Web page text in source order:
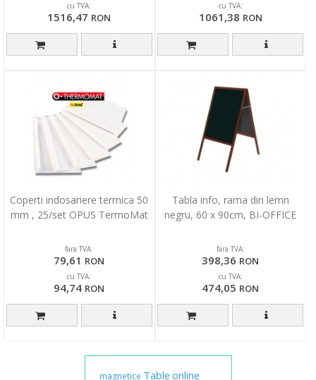
cu TVA:
1516,47 RON
cu TVA:
1061,38 RON
Coperti indosariere termica 50
mm , 25/set OPUS TermoMat
fara TVA:
79,61 RON
cu TVA:
94,74 RON
Tabla info, rama din lemn
negru, 60 x 90cm, BI-OFFICE
fara TVA:
398,36 RON
cu TVA:
474,05 RON
magnetice Table online